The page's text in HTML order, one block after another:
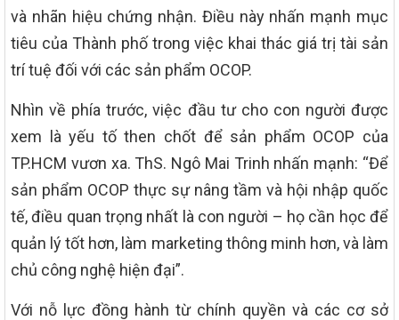
và nhãn hiệu chứng nhận. Điều này nhấn mạnh mục
tiêu của Thành phố trong việc khai thác giá trị tài sản
trí tuệ đối với các sản phẩm OCOP.
Nhìn về phía trước, việc đầu tư cho con người được
xem là yếu tố then chốt để sản phẩm OCOP của
TP.HCM vươn xa. ThS. Ngô Mai Trinh nhấn mạnh: “Để
sản phẩm OCOP thực sự nâng tầm và hội nhập quốc
tế, điều quan trọng nhất là con người – họ cần học để
quản lý tốt hơn, làm marketing thông minh hơn, và làm
chủ công nghệ hiện đại”.
Với nỗ lực đồng hành từ chính quyền và các cơ sở